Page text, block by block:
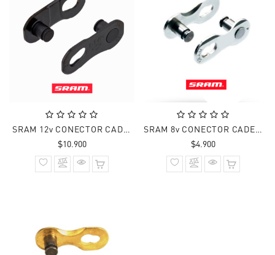
SRAM 12v CONECTOR CADENA T-TYPE EAGLE PVD BLK
$10.900Precio
normal
SRAM 8v CONECTOR CADENA SRAM SR00501
$4.900Precio
normal